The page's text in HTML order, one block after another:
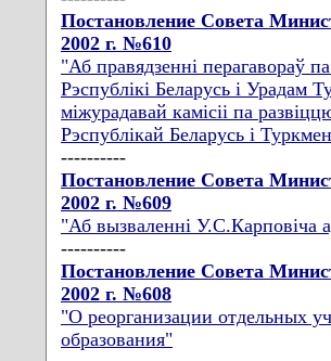
Постановление Совета
2002 г. №610
"Аб правядзеннi перагавораў
Рэспублiкi Беларусь i Урадам
мiжурадавай камiсii па
Рэспублiкай Беларусь i
----------
Постановление Совета
2002 г. №609
"Аб вызваленнi У.С.Карповiча
----------
Постановление Совета
2002 г. №608
"О реорганизации отдельных
образования"